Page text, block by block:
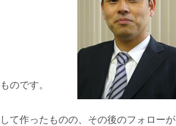
のです。
て作ったものの、その後のフォローが